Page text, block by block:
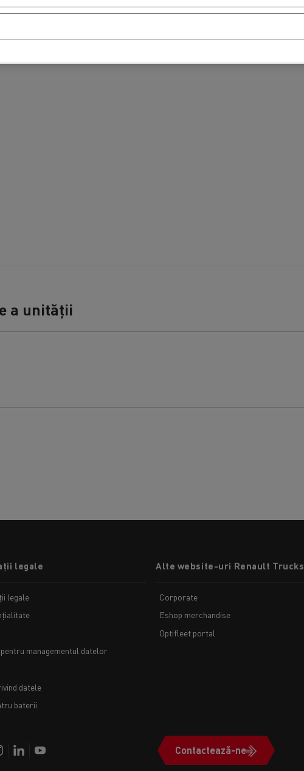
a unității
legale
legale
managementul datelor
datele
baterii
Alte website-uri Renault Trucks
Corporate
Eshop merchandise
Optifleet portal
Contactează-ne